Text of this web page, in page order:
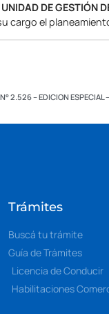
UNIDAD DE GESTIÓN
cargo el
2.526 – EDICION ESPECIAL
Trámites
Buscá tu trámite
Guía de Trámites
Licencia de Conducir
Habilitaciones